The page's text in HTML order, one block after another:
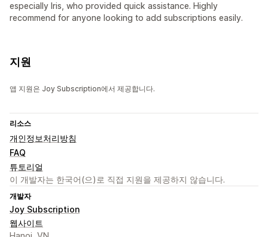
especially Iris, who provided quick assistance. Highly
recommend for anyone looking to add subscriptions easily.
지원
앱 지원은 Joy Subscription에서 제공합니다.
리소스
개인정보처리방침
FAQ
튜토리얼
이 개발자는 한국어(으)로 직접 지원을 제공하지 않습니다.
개발자
Joy Subscription
웹사이트